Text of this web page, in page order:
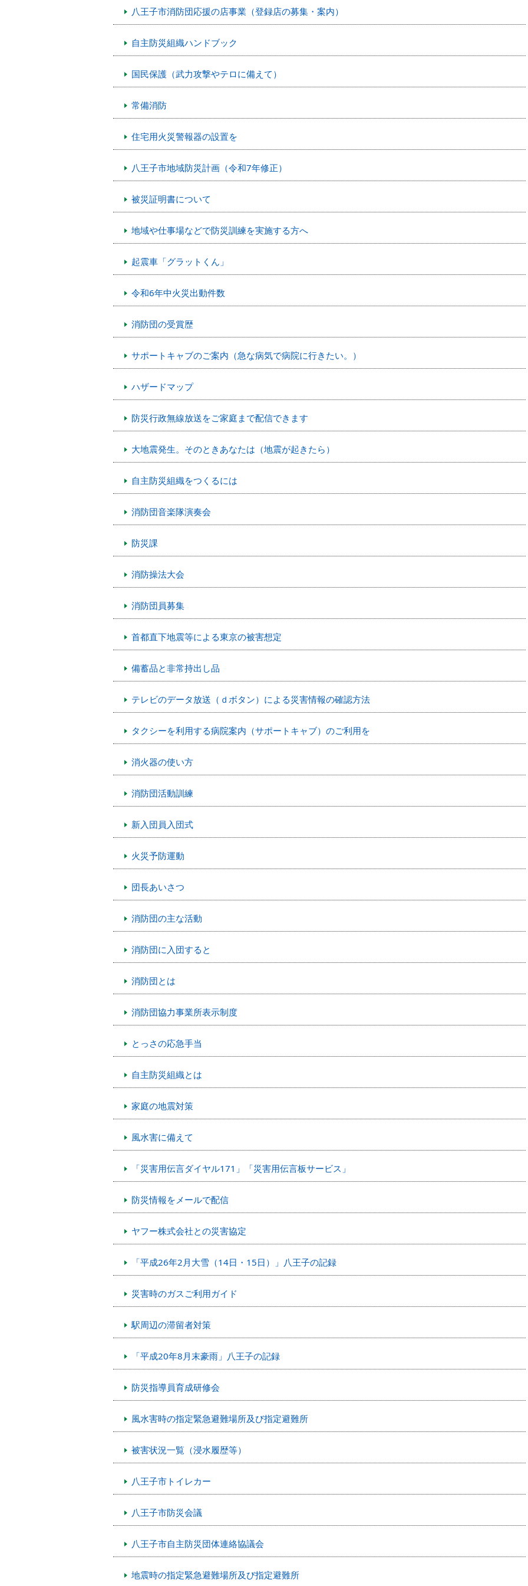
八王子市消防団応援の店事業（登録店の募集・案内）
自主防災組織ハンドブック
国民保護（武力攻撃やテロに備えて）
常備消防
住宅用火災警報器の設置を
八王子市地域防災計画（令和7年修正）
被災証明書について
地域や仕事場などで防災訓練を実施する方へ
起震車「グラットくん」
令和6年中火災出動件数
消防団の受賞歴
サポートキャブのご案内（急な病気で病院に行きたい。）
ハザードマップ
防災行政無線放送をご家庭まで配信できます
大地震発生。そのときあなたは（地震が起きたら）
自主防災組織をつくるには
消防団音楽隊演奏会
防災課
消防操法大会
消防団員募集
首都直下地震等による東京の被害想定
備蓄品と非常持出し品
テレビのデータ放送（ｄボタン）による災害情報の確認方法
タクシーを利用する病院案内（サポートキャブ）のご利用を
消火器の使い方
消防団活動訓練
新入団員入団式
火災予防運動
団長あいさつ
消防団の主な活動
消防団に入団すると
消防団とは
消防団協力事業所表示制度
とっさの応急手当
自主防災組織とは
家庭の地震対策
風水害に備えて
「災害用伝言ダイヤル171」「災害用伝言板サービス」
防災情報をメールで配信
ヤフー株式会社との災害協定
「平成26年2月大雪（14日・15日）」八王子の記録
災害時のガスご利用ガイド
駅周辺の滞留者対策
「平成20年8月末豪雨」八王子の記録
防災指導員育成研修会
風水害時の指定緊急避難場所及び指定避難所
被害状況一覧（浸水履歴等）
八王子市トイレカー
八王子市防災会議
八王子市自主防災団体連絡協議会
地震時の指定緊急避難場所及び指定避難所